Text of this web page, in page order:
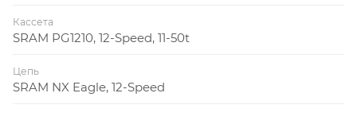
Кассета
SRAM PG1210, 12-Speed, 11-50t
Цепь
SRAM NX Eagle, 12-Speed